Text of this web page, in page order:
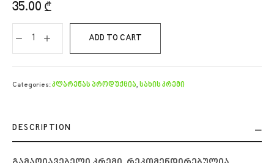
35.00 ₾
ADD TO CART
Categories:კლარენას პროდუქცია, სახის კრემი
DESCRIPTION